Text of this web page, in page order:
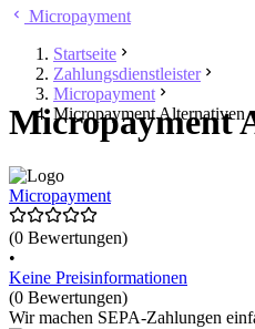
Micropayment
Startseite
Zahlungsdienstleister
Micropayment
Micropayment Alternativen
Micropayment
Micropayment
(0 Bewertungen)
•
Keine Preisinformationen
(0 Bewertungen)
Wir machen SEPA-Zahlungen